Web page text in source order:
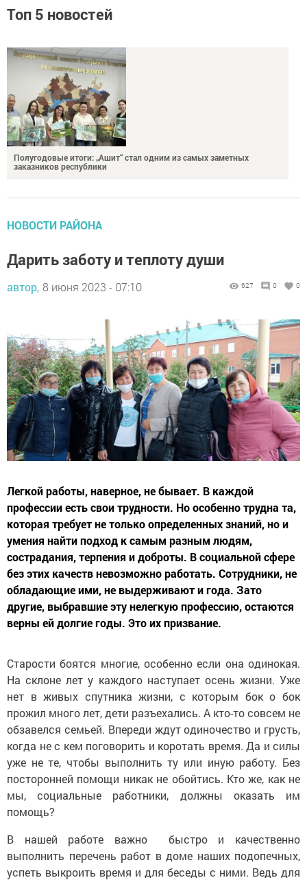
Топ 5 новостей
Полугодовые итоги: „Ашит“ стал одним из самых заметных
заказников республики
НОВОСТИ РАЙОНА
Дарить заботу и теплоту души
автор, 8 июня 2023 - 07:10 627 0 0
Легкой работы, наверное, не бывает. В каждой
профессии есть свои трудности. Но особенно трудна та,
которая требует не только определенных знаний, но и
умения найти подход к самым разным людям,
сострадания, терпения и доброты. В социальной сфере
без этих качеств невозможно работать. Сотрудники, не
обладающие ими, не выдерживают и года. Зато
другие, выбравшие эту нелегкую профессию, остаются
верны ей долгие годы. Это их призвание.
Старости боятся многие, особенно если она одинокая.
На склоне лет у каждого наступает осень жизни. Уже
нет в живых спутника жизни, с которым бок о бок
прожил много лет, дети разъехались. А кто-то совсем не
обзавелся семьей. Впереди ждут одиночество и грусть,
когда не с кем поговорить и коротать время. Да и силы
уже не те, чтобы выполнить ту или иную работу. Без
посторонней помощи никак не обойтись. Кто же, как не
мы, социальные работники, должны оказать им
помощь?
В нашей работе важно быстро и качественно
выполнить перечень работ в доме наших подопечных,
успеть выкроить время и для беседы с ними. Ведь для